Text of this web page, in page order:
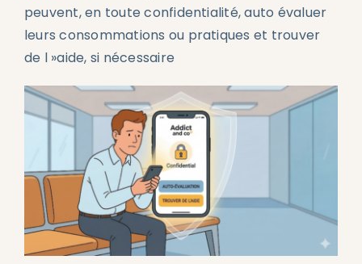
peuvent, en toute confidentialité, auto évaluer
leurs consommations ou pratiques et trouver
de l »aide, si nécessaire